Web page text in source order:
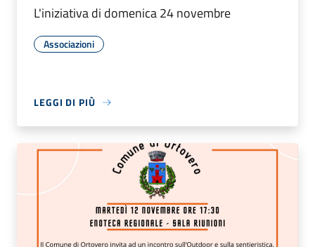
L'iniziativa di domenica 24 novembre
Associazioni
LEGGI DI PIÙ